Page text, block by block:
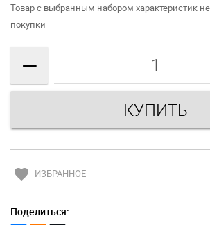
Товар с выбранным набором характеристик
покупки
—
favorite ИЗБРАННОЕ
Поделиться: